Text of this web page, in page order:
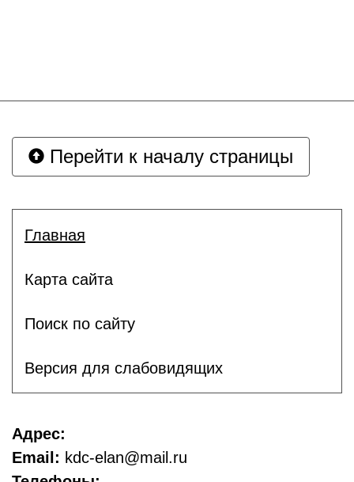
Перейти к началу страницы
Главная
Карта сайта
Поиск по сайту
Версия для слабовидящих
Адрес:
Email: kdc-elan@mail.ru